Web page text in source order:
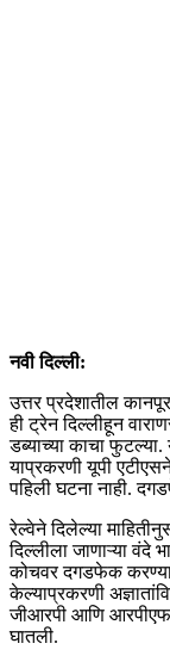
नवी दिल्ली:
उत्तर प्रदेशातील
ही ट्रेन दिल्लीहून
डब्याच्या काचा
याप्रकरणी यूपी
पहिली घटना नाही.
रेल्वेने दिलेल्या
दिल्लीला जाणाऱ्या
कोचवर दगडफेक
केल्याप्रकरणी
जीआरपी आणि
घातली.